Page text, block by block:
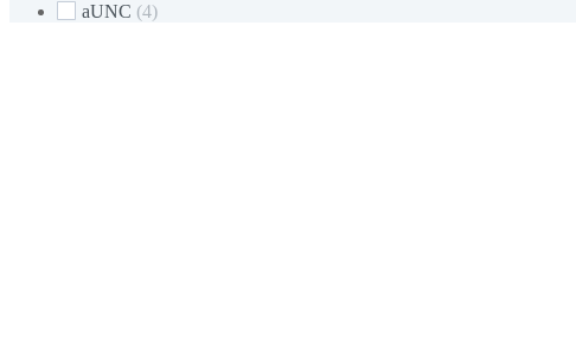
aUNC (4)